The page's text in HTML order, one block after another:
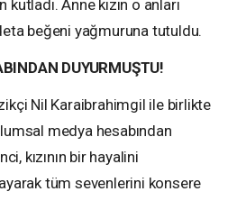
Anne kızın o anları
beğeni yağmuruna tutuldu.
DUYURMUŞTU!
Nil Karaibrahimgil ile birlikte
medya hesabından
kızının bir hayalini
tüm sevenlerini konsere